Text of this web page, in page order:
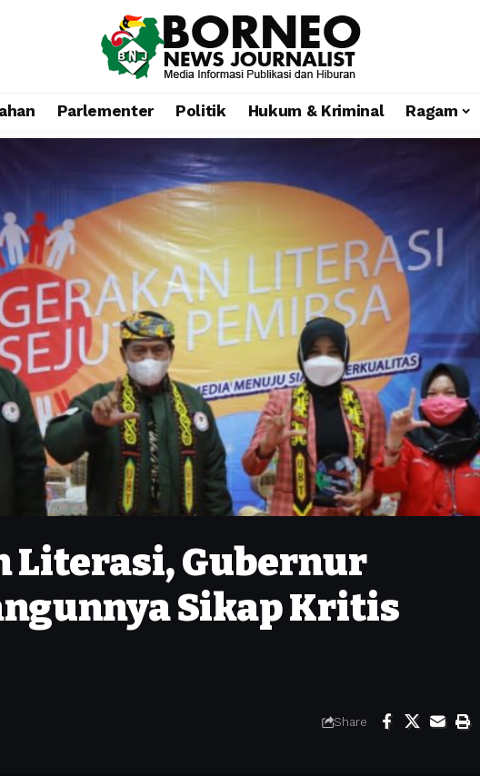
Parlementer Politik Hukum & Kriminal Ragam
Literasi, Gubernur
Sikap Kritis
Share